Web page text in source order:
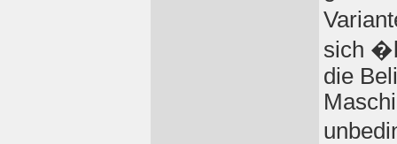
sich
die